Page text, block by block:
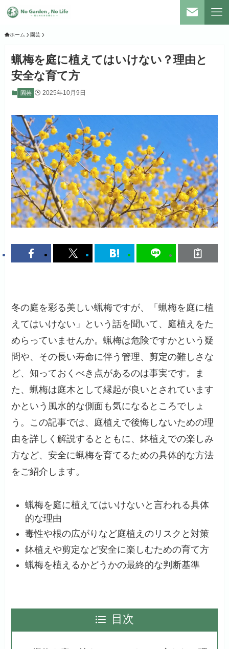
ホーム 園芸
蝋梅を庭に植えてはいけない？理由と
安全な育て方
園芸 2025年10月9日
冬の庭を彩る美しい蝋梅ですが、「蝋梅を庭に植
えてはいけない」という話を聞いて、庭植えをた
めらっていませんか。蝋梅は危険ですかという疑
問や、その長い寿命に伴う管理、剪定の難しさな
ど、知っておくべき点があるのは事実です。ま
た、蝋梅は庭木として縁起が良いとされています
かという風水的な側面も気になるところでしょ
う。この記事では、庭植えで後悔しないための理
由を詳しく解説するとともに、鉢植えでの楽しみ
方など、安全に蝋梅を育てるための具体的な方法
をご紹介します。
蝋梅を庭に植えてはいけないと言われる具体
的な理由
毒性や根の広がりなど庭植えのリスクと対策
鉢植えや剪定など安全に楽しむための育て方
蝋梅を植えるかどうかの最終的な判断基準
目次